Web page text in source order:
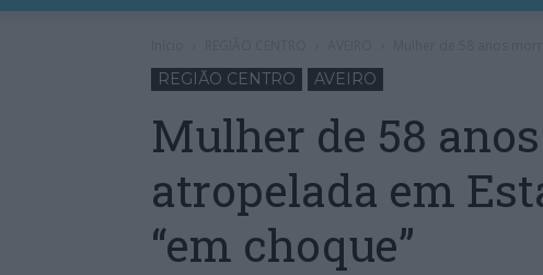
REGIÃO CENTRO AVEIRO
Mulher de 58
atropelada em
“em choque”